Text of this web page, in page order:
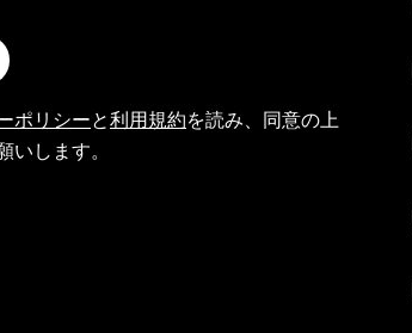
ポリシーと利用規約を読み、同意の上
いします。